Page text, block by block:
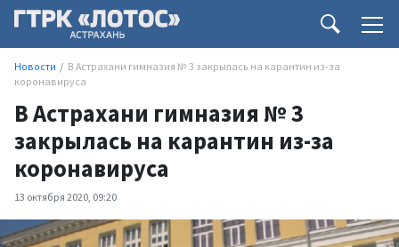
Новости
В Астрахани гимназия № 3 закрылась на карантин из-за
коронавируса
В Астрахани гимназия № 3
закрылась на карантин из-за
коронавируса
13 октября 2020, 09:20